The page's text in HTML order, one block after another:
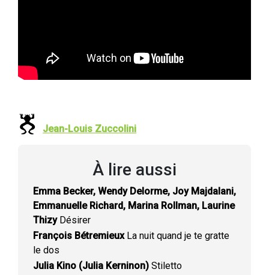
Jean-Louis Zuccolini
À lire aussi
Emma Becker, Wendy Delorme, Joy Majdalani,
Emmanuelle Richard, Marina Rollman, Laurine
ThizyDésirer
François BétremieuxLa nuit quand je te gratte
le dos
Julia Kino (Julia Kerninon) Stiletto